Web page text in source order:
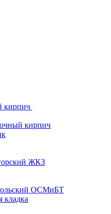
кирпич
кирпич
ЖКЗ
ОСМиБТ
кладка